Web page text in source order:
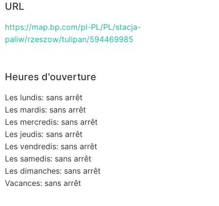
URL
https://map.bp.com/pl-PL/PL/stacja-
paliw/rzeszow/tulipan/594469985
Heures d'ouverture
Les lundis: sans arrêt
Les mardis: sans arrêt
Les mercredis: sans arrêt
Les jeudis: sans arrêt
Les vendredis: sans arrêt
Les samedis: sans arrêt
Les dimanches: sans arrêt
Vacances: sans arrêt